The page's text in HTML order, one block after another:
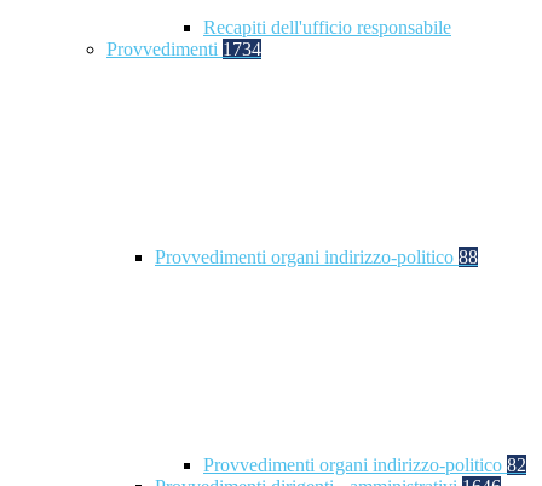
Recapiti dell'ufficio responsabile
Provvedimenti 1734
Provvedimenti organi indirizzo-politico 88
Provvedimenti organi indirizzo-politico 82